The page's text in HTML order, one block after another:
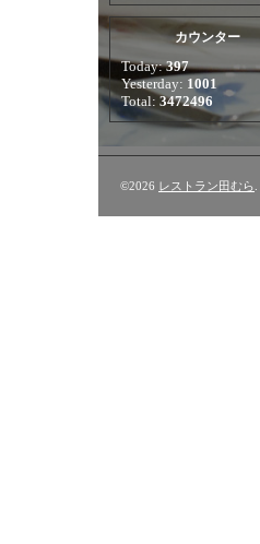
カウンター
Today:397
Yesterday: 1001
Total: 3472496
©2026 レストラン田むら